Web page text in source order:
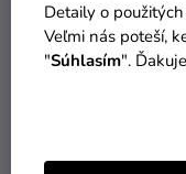
Detaily o
Veľmi nás poteší,
"Súhlasím".